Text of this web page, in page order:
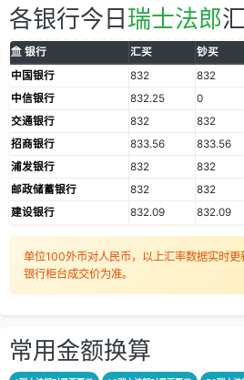
各银行今日 瑞士法郎
银行 汇买 钞买
中国银行
832 832
中信银行
832.25 0
交通银行
832 832
招商银行
833.56 833.56
浦发银行
832 832
邮政储蓄银行
832 832
建设银行
832.09 832.09
单位100外币对人民币，以上汇率数据实时
银行柜台成交价为准。
常用金额换算